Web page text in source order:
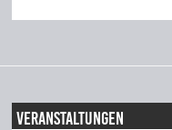
Veranstaltungen